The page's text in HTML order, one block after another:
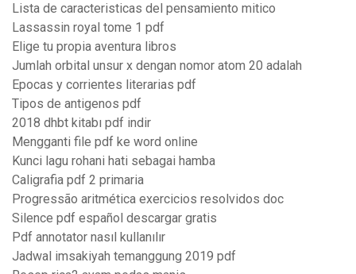
Lista de caracteristicas del pensamiento mitico
Lassassin royal tome 1 pdf
Elige tu propia aventura libros
Jumlah orbital unsur x dengan nomor atom 20 adalah
Epocas y corrientes literarias pdf
Tipos de antigenos pdf
2018 dhbt kitabı pdf indir
Mengganti file pdf ke word online
Kunci lagu rohani hati sebagai hamba
Caligrafia pdf 2 primaria
Progressão aritmética exercicios resolvidos doc
Silence pdf español descargar gratis
Pdf annotator nasıl kullanılır
Jadwal imsakiyah temanggung 2019 pdf